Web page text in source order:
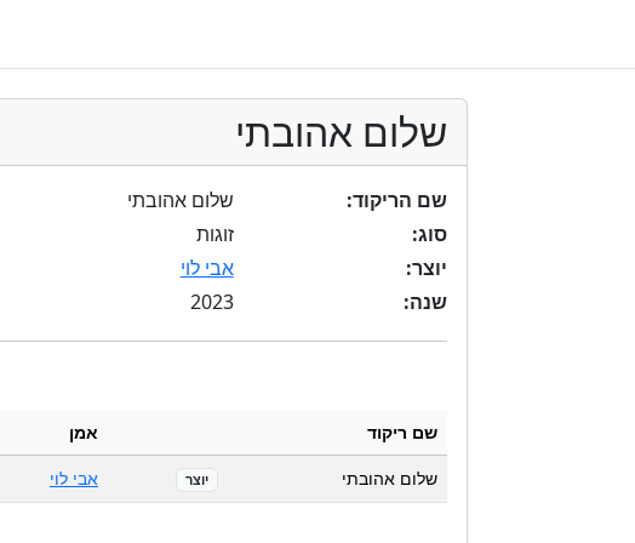
שלום אהובתי
שם הריקוד:
שלום אהובתי
סוג:
זוגות
יוצר:
אבי לוי
שנה:
2023
אמן
שם ריקוד
אבי לוי יוצר שלום אהובתי